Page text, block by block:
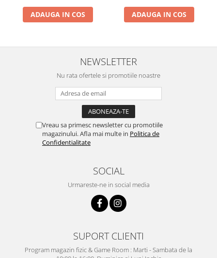
ADAUGA IN COS ADAUGA IN COS
NEWSLETTER
Nu rata ofertele si promotiile noastre
Vreau sa primesc newsletter cu promotiile
magazinului. Afla mai multe in Politica de
Confidentialitate
SOCIAL
Urmareste-ne in social media
SUPORT CLIENTI
Program magazin fizic & Game Room : Marti - Sambata de la